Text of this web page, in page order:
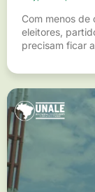
Com menos de
eleitores,
precisam ficar